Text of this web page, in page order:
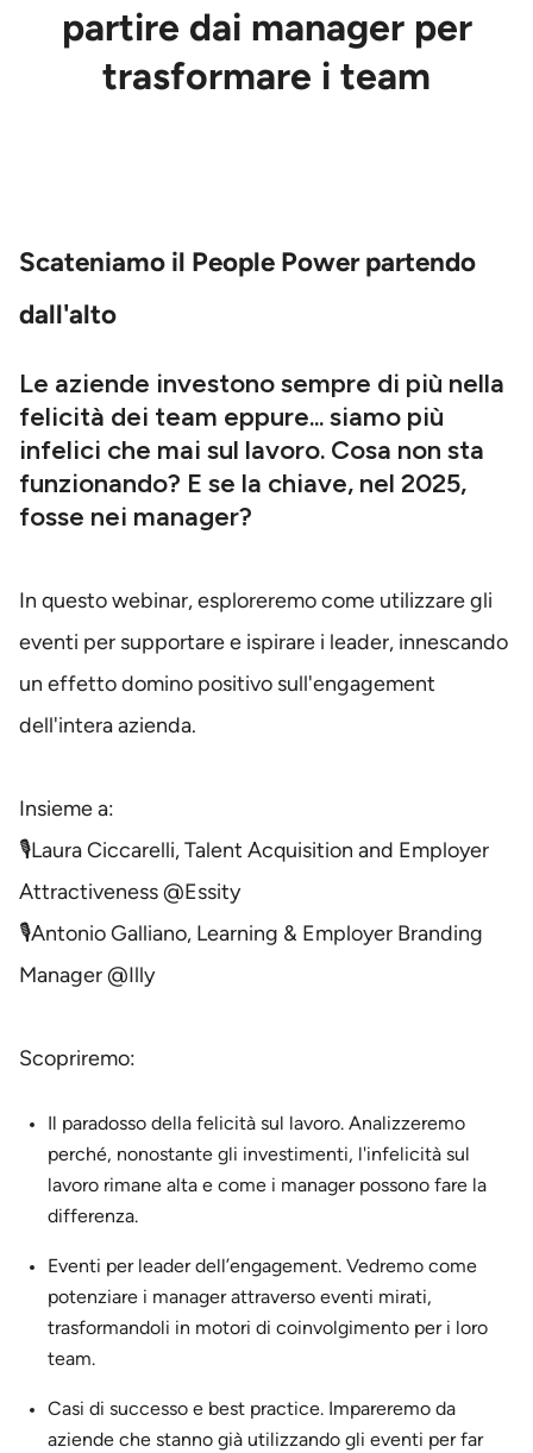
partire dai manager per
trasformare i team
Scateniamo il People Power partendo
dall'alto
Le aziende investono sempre di più nella
felicità dei team eppure... siamo più
infelici che mai sul lavoro. Cosa non sta
funzionando? E se la chiave, nel 2025,
fosse nei manager?
In questo webinar, esploreremo come utilizzare gli
eventi per supportare e ispirare i leader, innescando
un effetto domino positivo sull'engagement
dell'intera azienda.
Insieme a:
🎙️Laura Ciccarelli, Talent Acquisition and Employer
Attractiveness @Essity
🎙️Antonio Galliano, Learning & Employer Branding
Manager @Illy
Scopriremo:
Il paradosso della felicità sul lavoro. Analizzeremo
perché, nonostante gli investimenti, l'infelicità sul
lavoro rimane alta e come i manager possono fare la
differenza.
Eventi per leader dell’engagement. Vedremo come
potenziare i manager attraverso eventi mirati,
trasformandoli in motori di coinvolgimento per i loro
team.
Casi di successo e best practice. Impareremo da
aziende che stanno già utilizzando gli eventi per far